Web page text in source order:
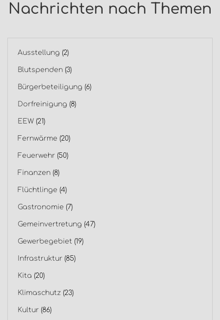
Nachrichten nach Themen
Ausstellung (2)
Blutspenden (3)
Bürgerbeteiligung (6)
Dorfreinigung (8)
EEW (21)
Fernwärme (20)
Feuerwehr (50)
Finanzen (8)
Flüchtlinge (4)
Gastronomie (7)
Gemeinvertretung (47)
Gewerbegebiet (19)
Infrastruktur (85)
Kita (20)
Klimaschutz (23)
Kultur (86)